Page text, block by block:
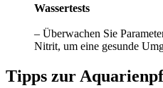
Wassertests
– Überwachen Sie
Nitrit, um eine gesunde
Tipps zur